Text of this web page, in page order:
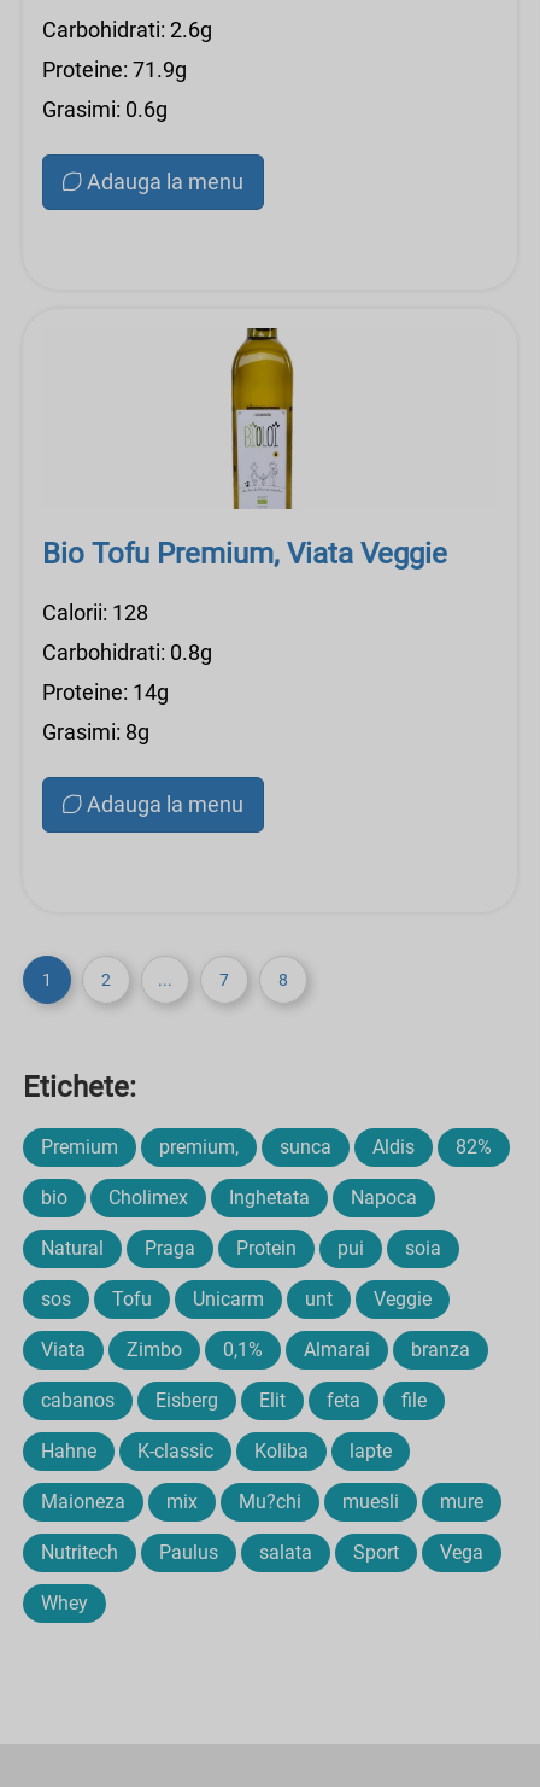
Carbohidrati: 2.6g
Proteine: 71.9g
Grasimi: 0.6g
Adauga la menu
Bio Tofu Premium, Viata Veggie
Calorii: 128
Carbohidrati: 0.8g
Proteine: 14g
Grasimi: 8g
Adauga la menu
1 2 ... 7 8
Etichete:
Premium premium, sunca Aldis 82%
bio Cholimex Inghetata Napoca
Natural Praga Protein pui soia
sos Tofu Unicarm unt Veggie
Viata Zimbo 0,1% Almarai branza
cabanos Eisberg Elit feta file
Hahne K-classic Koliba lapte
Maioneza mix Mu?chi muesli mure
Nutritech Paulus salata Sport Vega
Whey